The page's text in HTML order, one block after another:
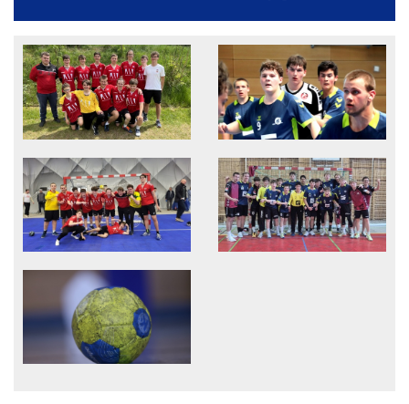
Spielplan
Sponsoren
Kontakt
Onlineshop
Bildergalerie